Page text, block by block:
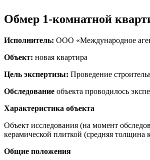
Обмер 1-комнатной
Исполнитель: ООО «Международное
Объект: новая квартира
Цель экспертизы: Проведение
Обследование объекта проводилось
Характеристика объекта
Объект исследования (на момент
керамической плиткой (средняя толщина
Общие положения